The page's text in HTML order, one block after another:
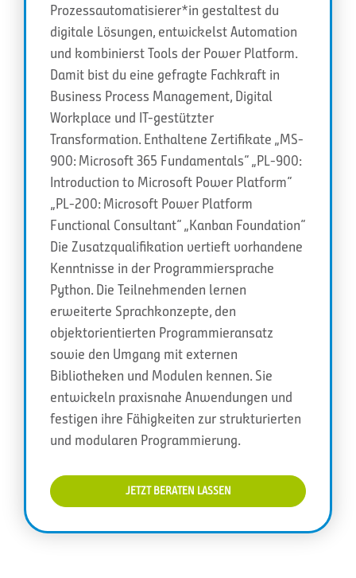
Prozessautomatisierer*in gestaltest du
digitale Lösungen, entwickelst Automation
und kombinierst Tools der Power Platform.
Damit bist du eine gefragte Fachkraft in
Business Process Management, Digital
Workplace und IT-gestützter
Transformation. Enthaltene Zertifikate „MS-
900: Microsoft 365 Fundamentals“ „PL-900:
Introduction to Microsoft Power Platform“
„PL-200: Microsoft Power Platform
Functional Consultant“ „Kanban Foundation“
Die Zusatzqualifikation vertieft vorhandene
Kenntnisse in der Programmiersprache
Python. Die Teilnehmenden lernen
erweiterte Sprachkonzepte, den
objektorientierten Programmieransatz
sowie den Umgang mit externen
Bibliotheken und Modulen kennen. Sie
entwickeln praxisnahe Anwendungen und
festigen ihre Fähigkeiten zur strukturierten
und modularen Programmierung.
JETZT BERATEN LASSEN